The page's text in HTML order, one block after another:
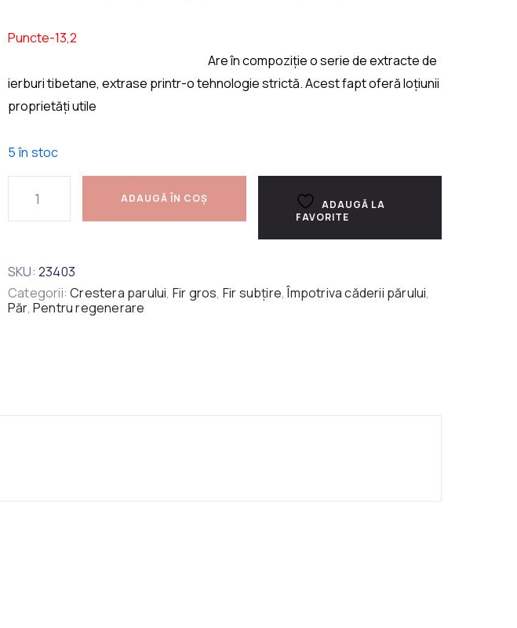
Puncte-13,2
Are în compoziție o serie de extracte de
ierburi tibetane, extrase printr-o tehnologie strictă. Acest fapt oferă loțiunii
proprietăți utile
5 în stoc
ADAUGĂ ÎN COȘ
ADAUGĂ LA
FAVORITE
SKU:23403
Categorii:Crestera parului, Fir gros, Fir subțire,Împotriva căderii părului,
Păr,Pentru regenerare